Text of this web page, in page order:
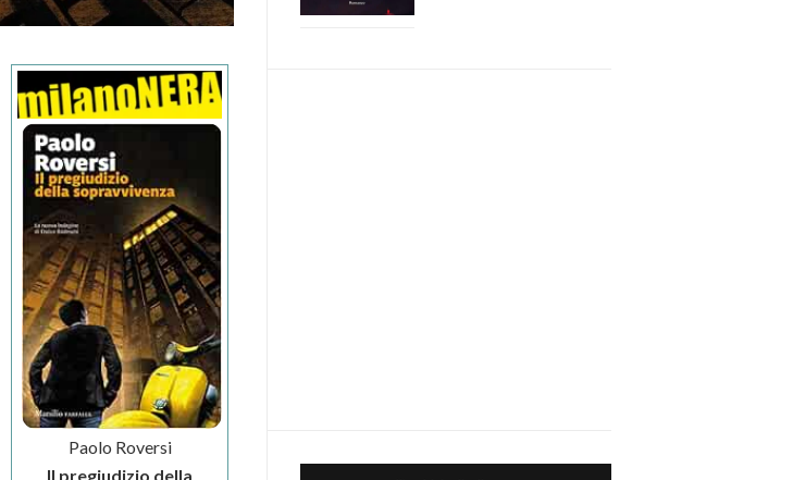
Paolo Roversi
Il pregiudizio della